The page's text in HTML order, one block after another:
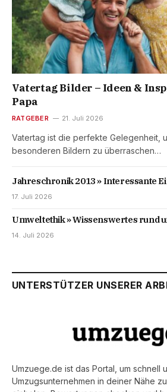
Vatertag Bilder – Ideen &
Papa
RATGEBER 21. Juli 2026
Vatertag ist die perfekte Gelegenheit,
besonderen Bildern zu überraschen…
Jahreschronik 2013 » Interessante
17. Juli 2026
Umweltethik » Wissenswertes rund
14. Juli 2026
UNTERSTÜTZER UNSERER
Umzuege.de ist das Portal, um schnell
Umzugsunternehmen in deiner Nähe